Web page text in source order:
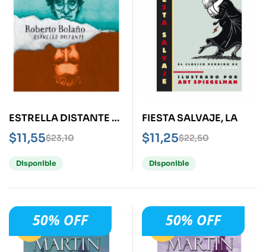
ESTRELLA DISTANTE -
NOVELA GRÁFICA-
ROBERTO BOLAÑO
$23,10
$11,55
Disponible
FIESTA SALVAJE, LA
$22,50
$11,25
Disponible
-50%50% OFF -50%50% OFF